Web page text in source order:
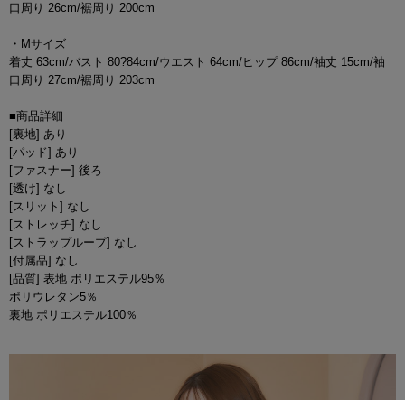
口周り 26cm/裾周り 200cm
・Mサイズ
着丈 63cm/バスト 80?84cm/ウエスト 64cm/ヒップ 86cm/袖丈 15cm/袖
口周り 27cm/裾周り 203cm
■商品詳細
[裏地] あり
[パッド] あり
[ファスナー] 後ろ
[透け] なし
[スリット] なし
[ストレッチ] なし
[ストラップループ] なし
[付属品] なし
[品質] 表地 ポリエステル95％
ポリウレタン5％
裏地 ポリエステル100％